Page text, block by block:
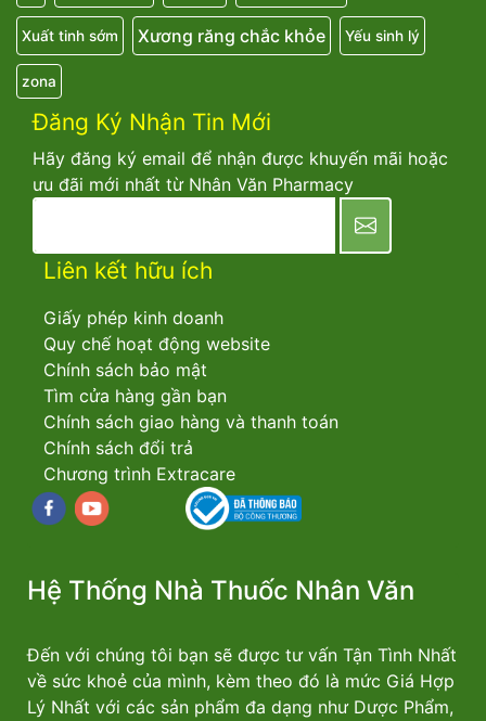
Xuất tinh sớm Xương răng chắc khỏe Yếu sinh lý
zona
Đăng Ký Nhận Tin Mới
Hãy đăng ký email để nhận được khuyến mãi hoặc
ưu đãi mới nhất từ Nhân Văn Pharmacy
Liên kết hữu ích
Giấy phép kinh doanh
Quy chế hoạt động website
Chính sách bảo mật
Tìm cửa hàng gần bạn
Chính sách giao hàng và thanh toán
Chính sách đổi trả
Chương trình Extracare
Facebookyoutube
Hệ Thống Nhà Thuốc Nhân Văn
Đến với chúng tôi bạn sẽ được tư vấn Tận Tình Nhất
về sức khoẻ của mình, kèm theo đó là mức Giá Hợp
Lý Nhất với các sản phẩm đa dạng như Dược Phẩm,